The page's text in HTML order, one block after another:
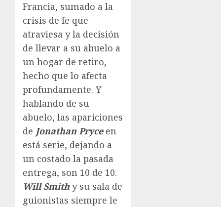
Francia, sumado a la
crisis de fe que
atraviesa y la decisión
de llevar a su abuelo a
un hogar de retiro,
hecho que lo afecta
profundamente. Y
hablando de su
abuelo, las apariciones
de Jonathan Pryceen
está serie, dejando a
un costado la pasada
entrega, son 10 de 10.
Will Smith y su sala de
guionistas siempre le